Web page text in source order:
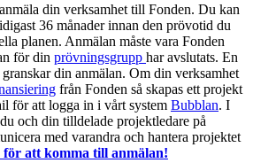
din verksamhet till Fonden. Du kan
36 månader innan den prövotid du
planen. Anmälan måste vara Fonden
för din prövningsgrupp har avslutats. En
din anmälan. Om din verksamhet
från Fonden så skapas ett projekt
för att logga in i vårt system Bubblan. I
och din tilldelade projektledare på
med varandra och hantera projektet
att komma till anmälan!